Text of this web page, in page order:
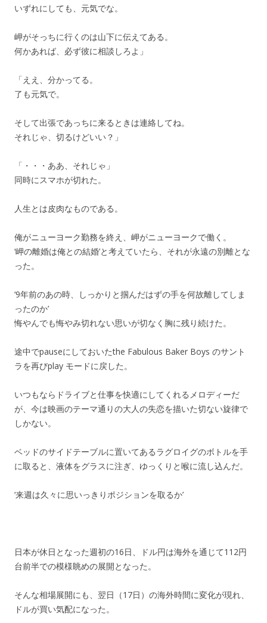
いずれにしても、元気でな。
岬がそっちに行くのは山下に伝えてある。
何かあれば、必ず彼に相談しろよ」
「ええ、分かってる。
了も元気で。
そして出張であっちに来るときは連絡してね。
それじゃ、切るけどいい？」
「・・・ああ、それじゃ」
同時にスマホが切れた。
人生とは皮肉なものである。
俺がニューヨーク勤務を終え、岬がニューヨークで働く。
‘岬の離婚は俺との結婚’と考えていたら、それが永遠の別離とな
った。
‘9年前のあの時、しっかりと掴んだはずの手を何故離してしま
ったのか’
悔やんでも悔やみ切れない思いが切なく胸に残り続けた。
途中でpauseにしておいたthe Fabulous Baker Boys のサント
ラを再びplay モードに戻した。
いつもならドライブと仕事を快適にしてくれるメロディーだ
が、今は映画のテーマ通りの大人の失恋を描いた切ない旋律で
しかない。
ベッドのサイドテーブルに置いてあるラグロイグのボトルを手
に取ると、液体をグラスに注ぎ、ゆっくりと喉に流し込んだ。
‘来週は久々に思いっきりポジションを取るか’
日本が休日となった週初の16日、ドル円は海外を通じて112円
台前半での模様眺めの展開となった。
そんな相場展開にも、翌日（17日）の海外時間に変化が現れ、
ドルが買い気配になった。